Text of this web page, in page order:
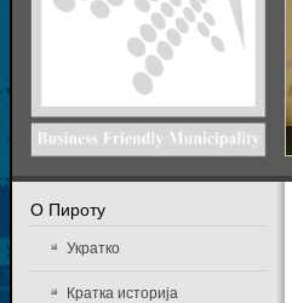
О Пироту
Укратко
Кратка историја